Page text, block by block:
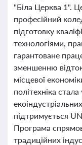
"Біла Церква 1".
професійний
підготовку
технологіями,
гарантоване
зменшенню
місцевої
політехніка
підтримується
Програма
традиційних